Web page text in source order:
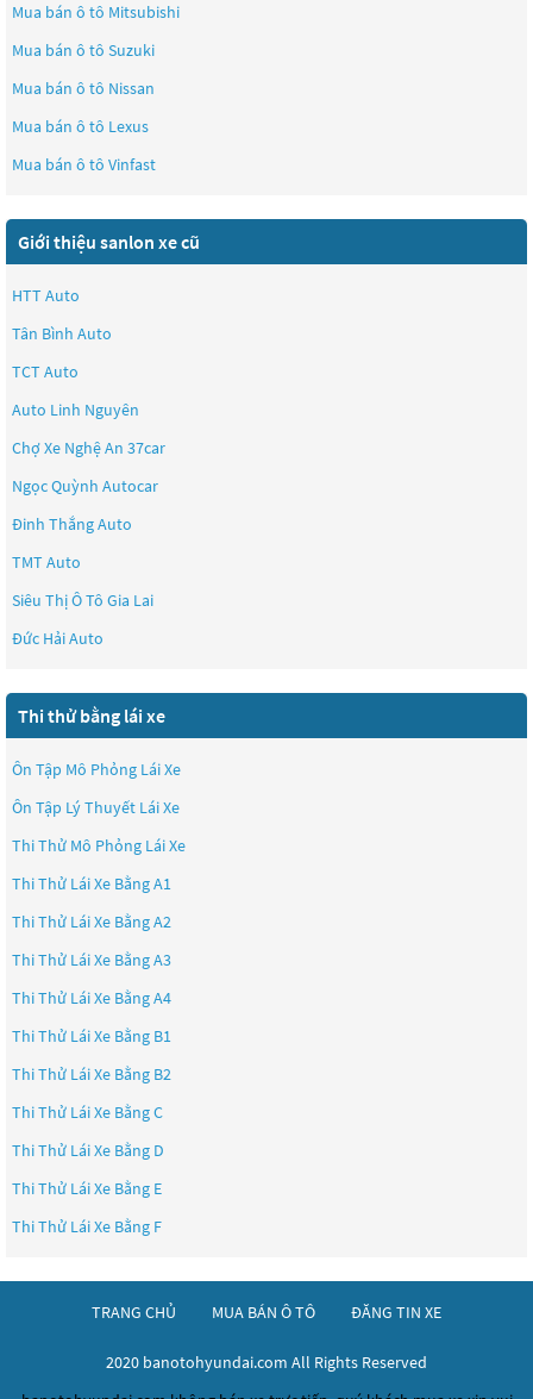
Mua bán ô tô Mitsubishi
Mua bán ô tô Suzuki
Mua bán ô tô Nissan
Mua bán ô tô Lexus
Mua bán ô tô Vinfast
Giới thiệu sanlon xe cũ
HTT Auto
Tân Bình Auto
TCT Auto
Auto Linh Nguyên
Chợ Xe Nghệ An 37car
Ngọc Quỳnh Autocar
Đinh Thắng Auto
TMT Auto
Siêu Thị Ô Tô Gia Lai
Đức Hải Auto
Thi thử bằng lái xe
Ôn Tập Mô Phỏng Lái Xe
Ôn Tập Lý Thuyết Lái Xe
Thi Thử Mô Phỏng Lái Xe
Thi Thử Lái Xe Bằng A1
Thi Thử Lái Xe Bằng A2
Thi Thử Lái Xe Bằng A3
Thi Thử Lái Xe Bằng A4
Thi Thử Lái Xe Bằng B1
Thi Thử Lái Xe Bằng B2
Thi Thử Lái Xe Bằng C
Thi Thử Lái Xe Bằng D
Thi Thử Lái Xe Bằng E
Thi Thử Lái Xe Bằng F
TRANG CHỦ MUA BÁN Ô TÔ ĐĂNG TIN XE
2020 banotohyundai.com All Rights Reserved